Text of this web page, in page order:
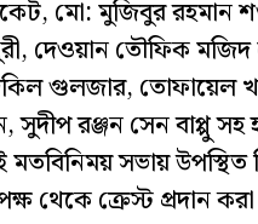
মো: মুজিবুর
দেওয়ান তৌফিক
গুলজার, তোফায়েল
রঞ্জন সেন বাপ্পু সহ
মতবিনিময় সভায়
থেকে ক্রেস্ট প্রদান